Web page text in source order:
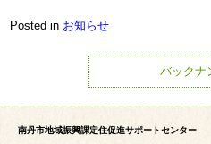
Posted in お知らせ
バックナ
南丹市地域振興課定住促進サポートセンター